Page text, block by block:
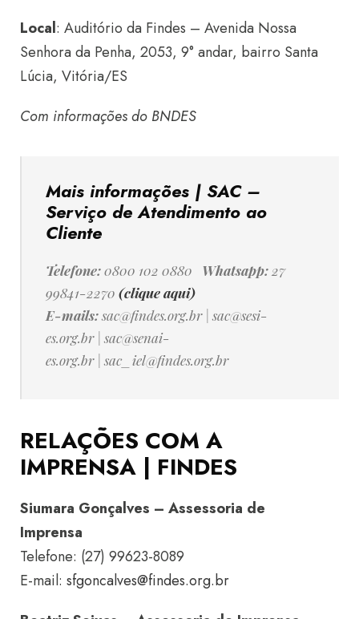
Local: Auditório da Findes – Avenida Nossa
Senhora da Penha, 2053, 9° andar, bairro Santa
Lúcia, Vitória/ES
Com informações do BNDES
Mais informações | SAC –
Serviço de Atendimento ao
Cliente
Telefone:0800 102 0880 Whatsapp:27
99841-2270 (clique aqui)
E-mails:sac@findes.org.br|sac@sesi-
es.org.br|sac@senai-
es.org.br|sac_iel@findes.org.br
RELAÇÕES COM A
IMPRENSA | FINDES
Siumara Gonçalves – Assessoria de
Imprensa
Telefone: (27) 99623-8089
E-mail: sfgoncalves@findes.org.br